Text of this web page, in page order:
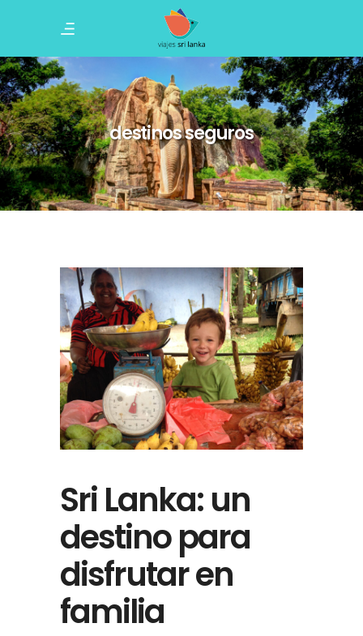
destinos seguros
Sri Lanka: un
destino para
disfrutar en
familia